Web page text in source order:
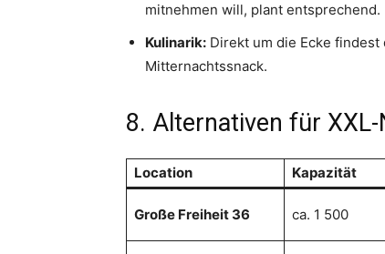
mitnehmen will, plant entsprechend.
Kulinarik: Direkt um die Ecke
Mitternachtssnack.
8. Alternativen für
Location Kapazität
Große Freiheit 36 ca. 1 500